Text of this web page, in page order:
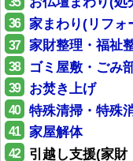
36 家まわり(リフォ
37 家財整理・福祉
38 ゴミ屋敷・ごみ
39 お焚き上げ
40 特殊清掃・特殊
41 家屋解体
42 引越し支援(家財